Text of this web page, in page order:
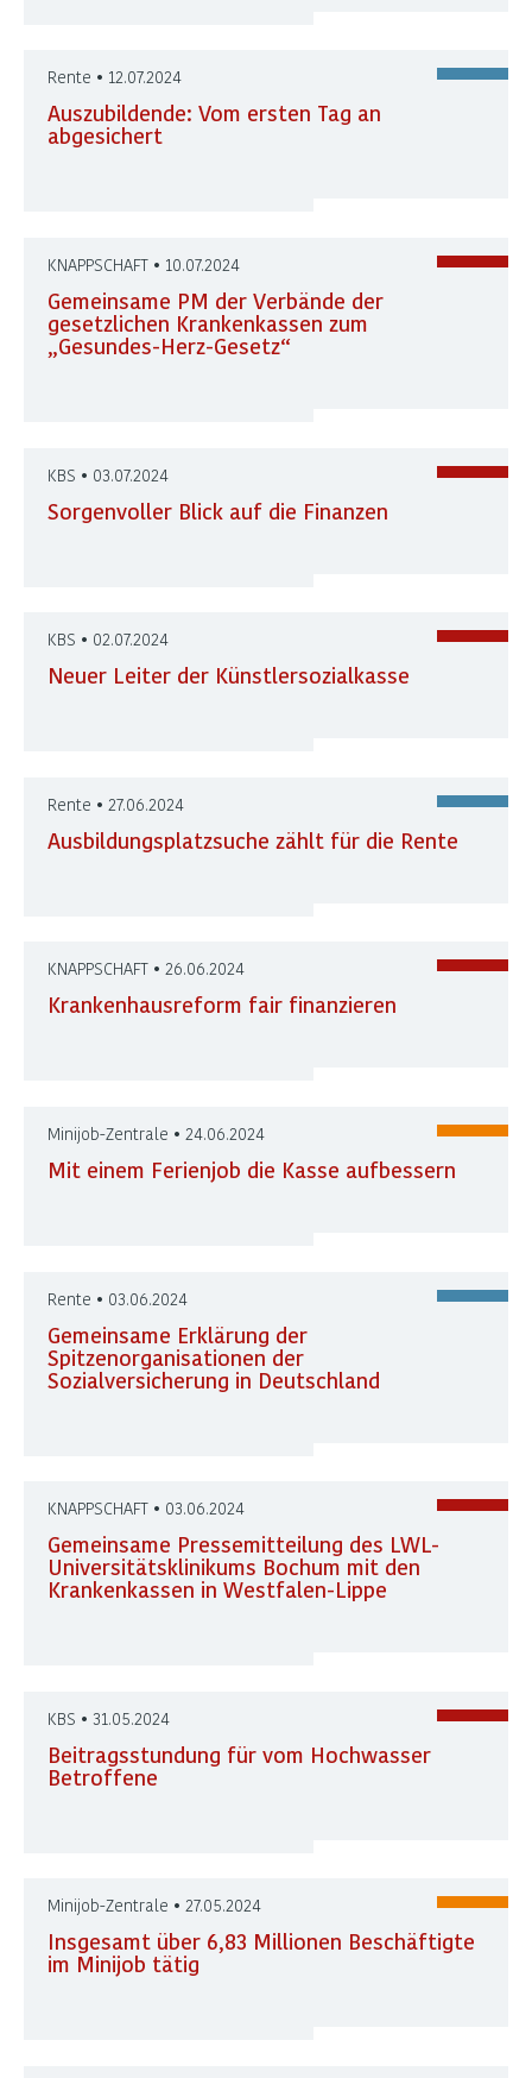
Rente • 12.07.2024
Auszubildende: Vom ersten Tag an
abgesichert
KNAPPSCHAFT • 10.07.2024
Gemeinsame PM der Verbände der
gesetzlichen Krankenkassen zum
„Gesundes-Herz-Gesetz“
KBS • 03.07.2024
Sorgenvoller Blick auf die Finanzen
KBS • 02.07.2024
Neuer Leiter der Künstlersozialkasse
Rente • 27.06.2024
Ausbildungsplatzsuche zählt für die Rente
KNAPPSCHAFT • 26.06.2024
Krankenhausreform fair finanzieren
Minijob-Zentrale • 24.06.2024
Mit einem Ferienjob die Kasse aufbessern
Rente • 03.06.2024
Gemeinsame Erklärung der
Spitzenorganisationen der
Sozialversicherung in Deutschland
KNAPPSCHAFT • 03.06.2024
Gemeinsame Pressemitteilung des LWL-
Universitätsklinikums Bochum mit den
Krankenkassen in Westfalen-Lippe
KBS • 31.05.2024
Beitragsstundung für vom Hochwasser
Betroffene
Minijob-Zentrale • 27.05.2024
Insgesamt über 6,83 Millionen Beschäftigte
im Minijob tätig